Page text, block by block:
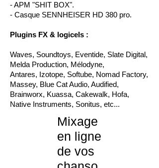
- APM "SHIT BOX".
- Casque SENNHEISER HD 380 pro.
Plugins FX & logicels :
Waves, Soundtoys, Eventide, Slate Digital,
Melda Production, Mélodyne,
Antares, Izotope, Softube, Nomad Factory,
Massey, Blue Cat Audio, Audified,
Brainworx, Kuassa, Cakewalk, Hofa,
Native Instruments, Sonitus, etc...
Mixage
en ligne
de vos